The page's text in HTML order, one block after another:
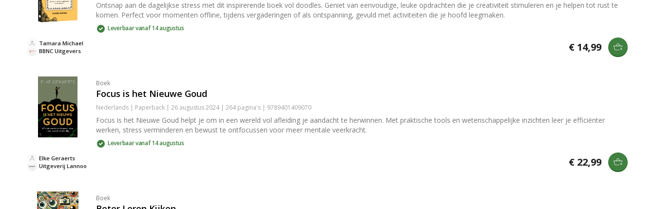
Ontsnap aan de dagelijkse stress met dit inspirerende boek vol doodles. Geniet van eenvoudige, leuke opdrachten die je creativiteit stimuleren en je helpen tot rust te
komen. Perfect voor momenten offline, tijdens vergaderingen of als ontspanning, gevuld met activiteiten die je hoofd leegmaken.
Leverbaar vanaf 14 augustus
BBNC Uitgevers
Tamara Michael € 14,99
Boek
Focus is het Nieuwe Goud
Nederlands | Paperback | 26 augustus 2024 | 264 pagina's | 9789401409070
Focus is het Nieuwe Goud helpt je om in een wereld vol afleiding je aandacht te herwinnen. Met praktische tools en wetenschappelijke inzichten leer je efficiënter
werken, stress verminderen en bewust te ontfocussen voor meer mentale veerkracht.
Leverbaar vanaf 14 augustus
Uitgeverij Lannoo
Elke Geraerts € 22,99
Boek